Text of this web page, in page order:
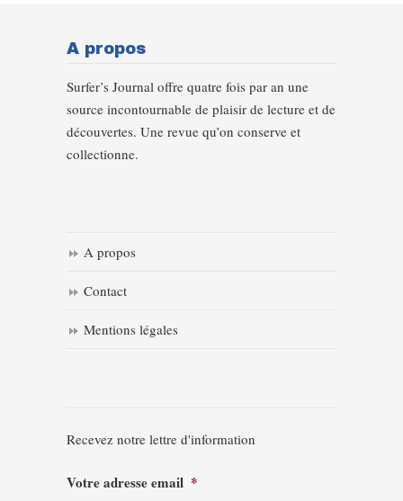
A propos
Surfer’s Journal offre quatre fois par an une
source incontournable de plaisir de lecture et de
découvertes. Une revue qu’on conserve et
collectionne.
A propos
Contact
Mentions légales
Recevez notre lettre d'information
Votre adresse email *